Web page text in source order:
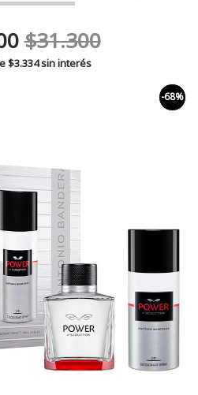
$31.300
$3.334sin interés
-68%